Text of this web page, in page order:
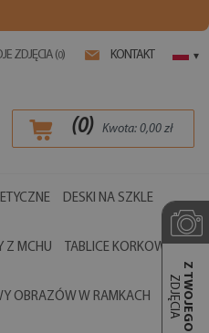
ZDJĘCIA (0) KONTAKT ▾
(0) Kwota: 0,00zł
DESKI NA SZKLE
Z MCHU TABLICE KORKOWE
OBRAZÓW W RAMKACH Z TWOJEGO
ZDJĘCIA